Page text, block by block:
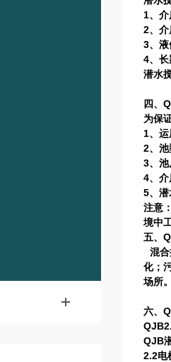
1、
2、介
3、
4、
潜水
四、
为保
1、
2、池
3、
4、介
5、
注意
境中
五、
混
化；
场所
六、
QJB
2.2电